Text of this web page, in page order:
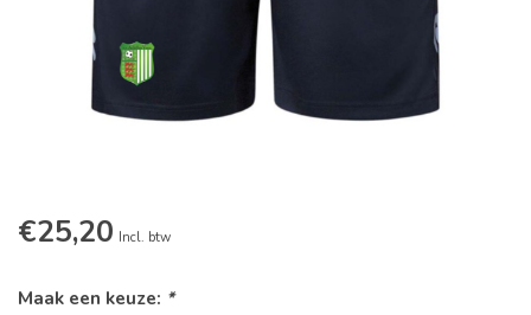
€25,20 Incl. btw
Maak een keuze: *